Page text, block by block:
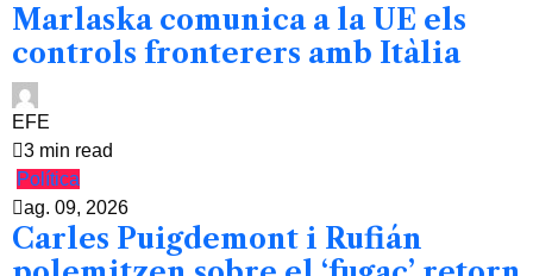
Marlaska comunica a la UE els
controls fronterers amb Itàlia
EFE
3 min read
Política
ag. 09, 2026
Carles Puigdemont i Rufián